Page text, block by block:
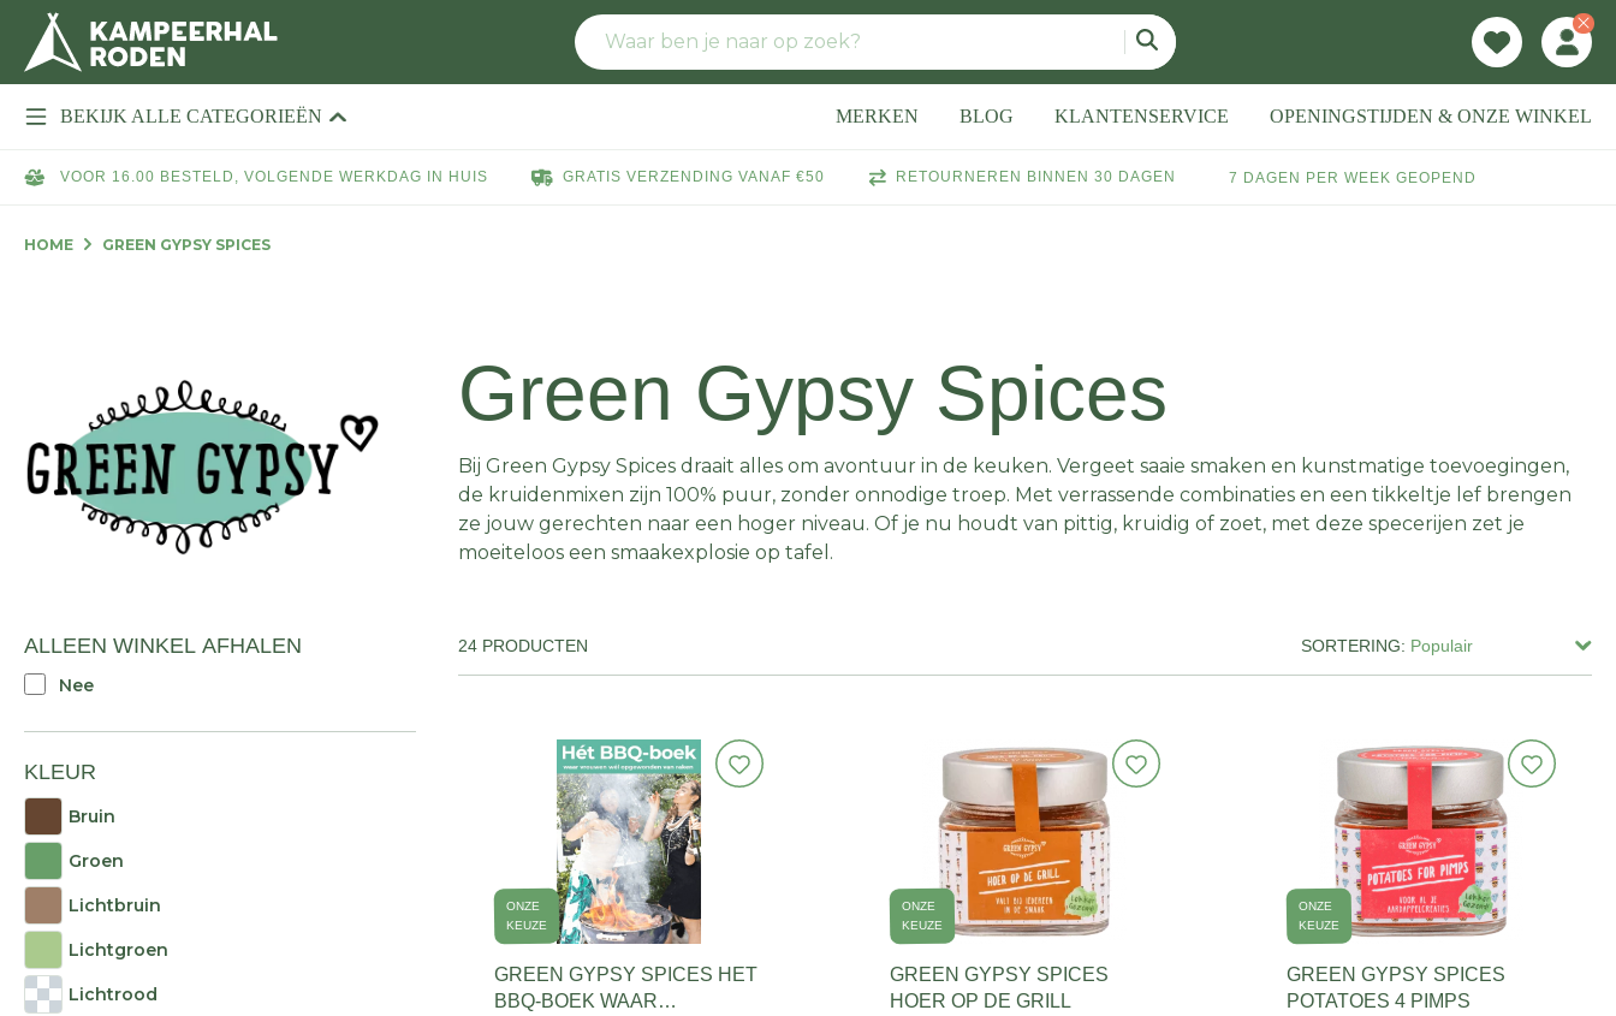
BEKIJK ALLE CATEGORIEËN MERKEN BLOG KLANTENSERVICE OPENINGSTIJDEN & ONZE WINKEL
VOOR 16.00 BESTELD, VOLGENDE WERKDAG IN HUIS GRATIS VERZENDING VANAF €50 RETOURNEREN BINNEN 30 DAGEN 7 DAGEN PER WEEK GEOPEND
HOME GREEN GYPSY SPICES
Green Gypsy Spices
Bij Green Gypsy Spices draait alles om avontuur in de keuken. Vergeet saaie smaken en kunstmatige toevoegingen,
de kruidenmixen zijn 100% puur, zonder onnodige troep. Met verrassende combinaties en een tikkeltje lef brengen
ze jouw gerechten naar een hoger niveau. Of je nu houdt van pittig, kruidig of zoet, met deze specerijen zet je
moeiteloos een smaakexplosie op tafel.
ALLEEN WINKEL AFHALEN
Nee
KLEUR
Bruin
Groen
Lichtbruin
Lichtgroen
Lichtrood
24 PRODUCTEN SORTERING:
ONZE
KEUZE
GREEN GYPSY SPICES HET
BBQ-BOEK WAAR
ONZE
KEUZE
GREEN GYPSY SPICES
HOER OP DE GRILL
ONZE
KEUZE
GREEN GYPSY SPICES
POTATOES 4 PIMPS